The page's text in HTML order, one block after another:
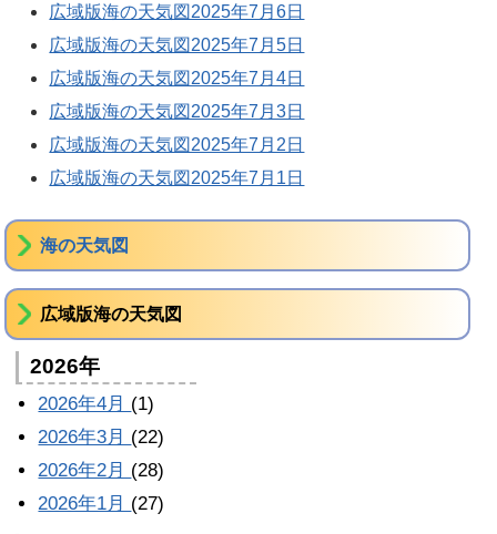
広域版海の天気図2025年7月6日
広域版海の天気図2025年7月5日
広域版海の天気図2025年7月4日
広域版海の天気図2025年7月3日
広域版海の天気図2025年7月2日
広域版海の天気図2025年7月1日
海の天気図
広域版海の天気図
2026年
2026年4月 (1)
2026年3月 (22)
2026年2月 (28)
2026年1月 (27)